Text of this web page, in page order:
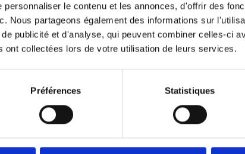
personnaliser le contenu et les annonces, d'offrir des
Nous partageons également des informations sur
publicité et d'analyse, qui peuvent combiner celles-ci
ont collectées lors de votre utilisation de leurs services.
Préférences Statistiques
Unwin revamps entire
occupant restraint range
5 juillet 2017
Unwin, an Autoadapt
market-leading range of
and occupant restraints.